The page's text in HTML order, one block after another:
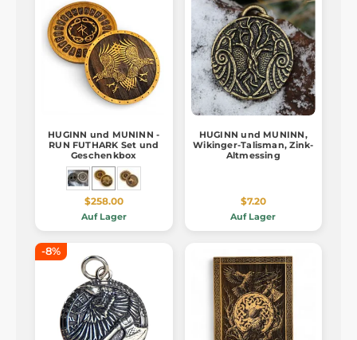
HUGINN und MUNINN -
RUN FUTHARK Set und
Geschenkbox
$258.00
Auf Lager
HUGINN und MUNINN,
Wikinger-Talisman, Zink-
Altmessing
$7.20
Auf Lager
-8%